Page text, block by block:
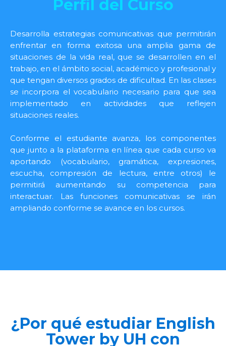
Perfil del Curso
Desarrolla estrategias comunicativas que permitirán
enfrentar en forma exitosa una amplia gama de
situaciones de la vida real, que se desarrollen en el
trabajo, en el ámbito social, académico y profesional y
que tengan diversos grados de dificultad. En las clases
se incorpora el vocabulario necesario para que sea
implementado en actividades que reflejen
situaciones reales.
Conforme el estudiante avanza, los componentes
que junto a la plataforma en línea que cada curso va
aportando (vocabulario, gramática, expresiones,
escucha, compresión de lectura, entre otros) le
permitirá aumentando su competencia para
interactuar. Las funciones comunicativas se irán
ampliando conforme se avance en los cursos.
¿Por qué estudiar English
Tower by UH con